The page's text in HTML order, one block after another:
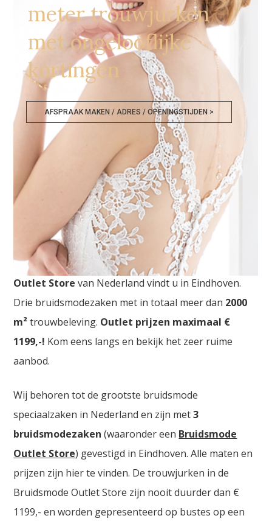
meter trouwjurken
met ongelooflijke
kortingen
AFSPRAAK MAKEN / ADRES / OPENINGSTIJDEN >
Trouwjurken Chatelet
Trouwjurken Chatelet. Degrootste Trouwjurken
Outlet Store van Nederland vindt u in Eindhoven.
Drie bruidsmodezaken met in totaal meer dan 2000
m²trouwbeleving. Outlet prijzen maximaal €
1199,-! Kom eens langs en bekijk het zeer ruime
aanbod.
Wij behoren tot de grootste bruidsmode
speciaalzaken in Nederland en zijn met3
bruidsmodezaken (waaronder een Bruidsmode
Outlet Store) gevestigd in Eindhoven. Alle maten en
prijzen zijn hier te vinden. De trouwjurken in de
Bruidsmode Outlet Store zijn nooit duurder dan €
1199,- en worden gepresenteerd op bustes op een